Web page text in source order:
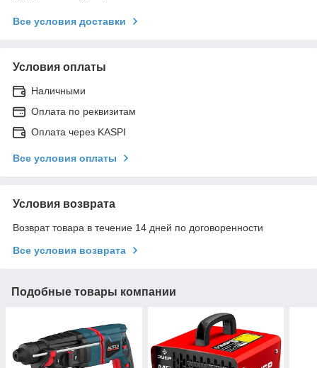
Все условия доставки
Условия оплаты
Наличными
Оплата по реквизитам
Оплата через KASPI
Все условия оплаты
Условия возврата
Возврат товара в течение 14 дней по договоренности
Все условия возврата
Подобные товары компании